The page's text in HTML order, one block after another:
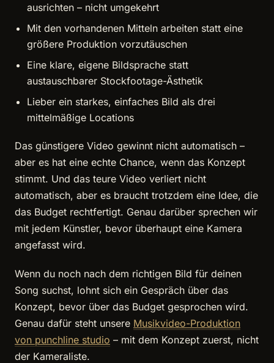
ausrichten – nicht umgekehrt
Mit den vorhandenen Mitteln arbeiten statt eine
größere Produktion vorzutäuschen
Eine klare, eigene Bildsprache statt
austauschbarer Stockfootage-Ästhetik
Lieber ein starkes, einfaches Bild als drei
mittelmäßige Locations
Das günstigere Video gewinnt nicht automatisch –
aber es hat eine echte Chance, wenn das Konzept
stimmt. Und das teure Video verliert nicht
automatisch, aber es braucht trotzdem eine Idee, die
das Budget rechtfertigt. Genau darüber sprechen wir
mit jedem Künstler, bevor überhaupt eine Kamera
angefasst wird.
Wenn du noch nach dem richtigen Bild für deinen
Song suchst, lohnt sich ein Gespräch über das
Konzept, bevor über das Budget gesprochen wird.
Genau dafür steht unsere Musikvideo-Produktion
von punchline studio – mit dem Konzept zuerst, nicht
der Kameraliste.